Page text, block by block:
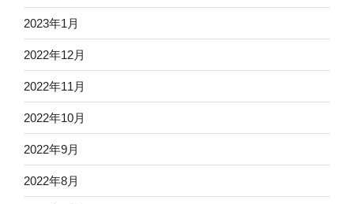
2023年1月
2022年12月
2022年11月
2022年10月
2022年9月
2022年8月